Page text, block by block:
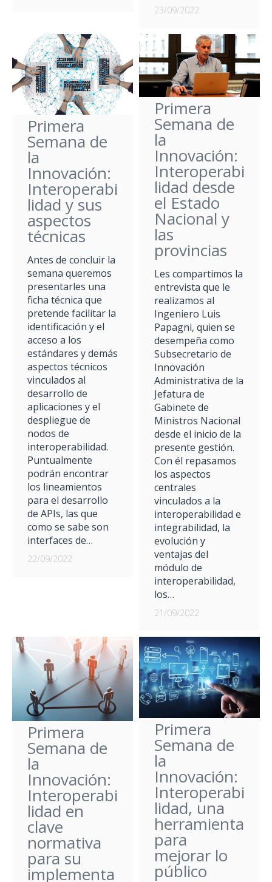
23/09/2022
Primera
Semana de
la
Innovación:
Interoperabi
lidad y sus
aspectos
técnicas
Antes de concluir la
semana queremos
presentarles una
ficha técnica que
pretende facilitar la
identificación y el
acceso a los
estándares y demás
aspectos técnicos
vinculados al
desarrollo de
aplicaciones y el
despliegue de
nodos de
interoperabilidad.
Puntualmente
podrán encontrar
los lineamientos
para el desarrollo
de APIs, las que
como se sabe son
interfaces de…
22/09/2022
Primera
Semana de
la
Innovación:
Interoperabi
lidad desde
el Estado
Nacional y
las
provincias
Les compartimos la
entrevista que le
realizamos al
Ingeniero Luis
Papagni, quien se
desempeña como
Subsecretario de
Innovación
Administrativa de la
Jefatura de
Gabinete de
Ministros Nacional
desde el inicio de la
presente gestión.
Con él repasamos
los aspectos
centrales
vinculados a la
interoperabilidad e
integrabilidad, la
evolución y
ventajas del
módulo de
interoperabilidad,
los…
21/09/2022
Primera
Semana de
la
Innovación:
Interoperabi
lidad en
clave
normativa
para su
implementa
Primera
Semana de
la
Innovación:
Interoperabi
lidad, una
herramienta
para
mejorar lo
público